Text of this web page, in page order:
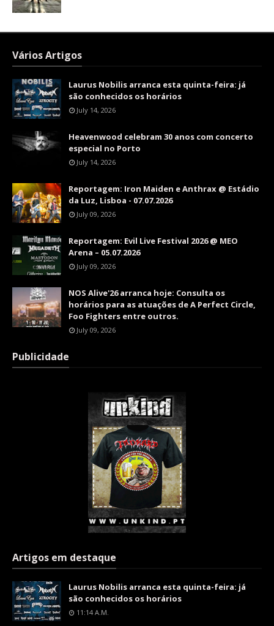
Vários Artigos
Laurus Nobilis arranca esta quinta-feira: já
são conhecidos os horários
July 14, 2026
Heavenwood celebram 30 anos com concerto
especial no Porto
July 14, 2026
Reportagem: Iron Maiden e Anthrax @ Estádio
da Luz, Lisboa - 07.07.2026
July 09, 2026
Reportagem: Evil Live Festival 2026 @ MEO
Arena – 05.07.2026
July 09, 2026
NOS Alive'26 arranca hoje: Consulta os
horários para as atuações de A Perfect Circle,
Foo Fighters entre outros.
July 09, 2026
Publicidade
Artigos em destaque
Laurus Nobilis arranca esta quinta-feira: já
são conhecidos os horários
11:14 A.m.